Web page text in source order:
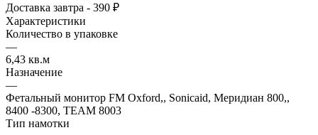
Доставка завтра - 390 ₽
Характеристики
Количество в упаковке
—
6,43 кв.м
Назначение
—
Фетальный монитор FM Oxford,, Sonicaid, Меридиан 800,,
8400 -8300, ТЕАМ 8003
Тип намотки